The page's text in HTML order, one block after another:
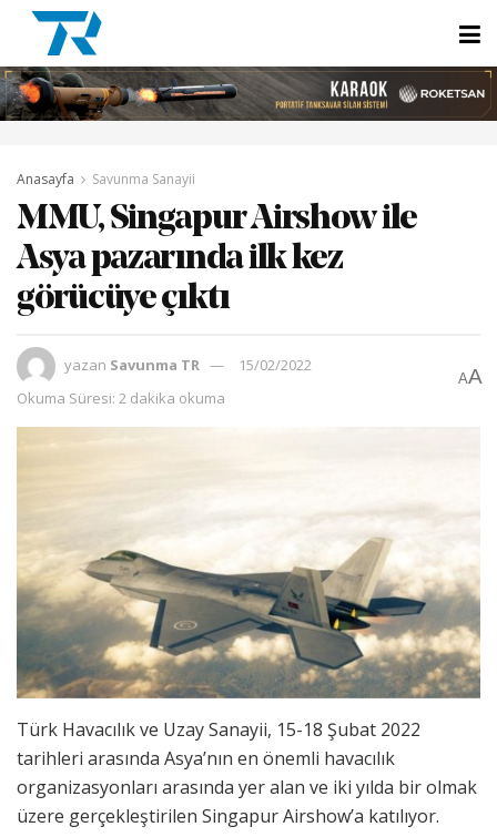
Anasayfa Savunma Sanayii
MMU, Singapur Airshow ile
Asya pazarında ilk kez
görücüye çıktı
yazan Savunma TR
15/02/2022
Okuma Süresi: 2 dakika okuma
AA
Türk Havacılık ve Uzay Sanayii, 15-18 Şubat 2022
tarihleri arasında Asya’nın en önemli havacılık
organizasyonları arasında yer alan ve iki yılda bir olmak
üzere gerçekleştirilen Singapur Airshow’a katılıyor.